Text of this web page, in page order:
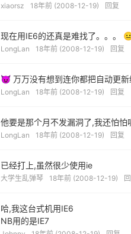
xiaorsz 18年前 (2008-12-19) 回复
现在用IE6的还真是难找了。。。
LongLan 18年前 (2008-12-19) 回复
😈 万万没有想到连你都把自动更
LongLan 18年前 (2008-12-19) 回复
他要是那个月不发漏洞了,我还怕
LongLan 18年前 (2008-12-19) 回复
已经打上,虽然很少使用ie
大学生乱弹琴 18年前 (2008-12-19)
哈,我这台式机用IE6
NB用的是IE7